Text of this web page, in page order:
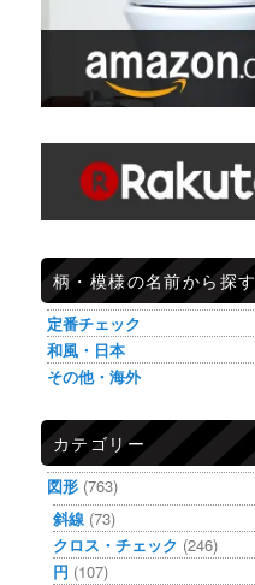
柄・模様の名前から探す
定番チェック
和風・日本
その他・海外
カテゴリー
図形 (763)
斜線 (73)
クロス・チェック (246)
円 (107)